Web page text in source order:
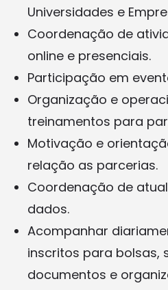
Universidades e
Coordenação de
online e presenciais.
Participação em
Organização e
treinamentos para
Motivação e
relação as parcerias.
Coordenação de
dados.
Acompanhar
inscritos para bolsas,
documentos e